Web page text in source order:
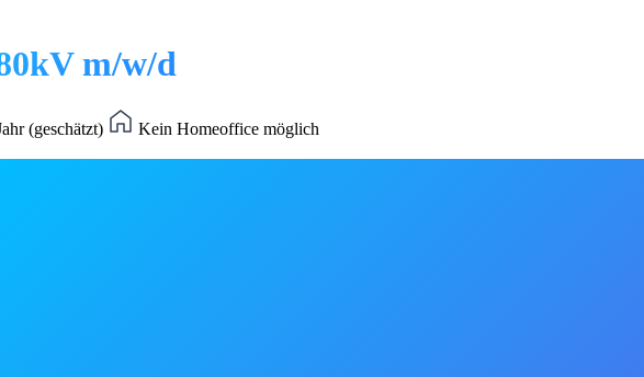
m/w/d
(geschätzt)
Kein Homeoffice möglich